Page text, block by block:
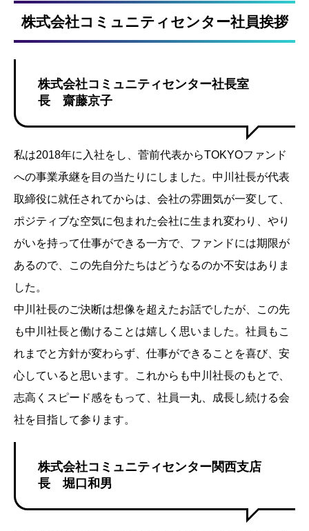
株式会社コミュニティセンター社員挨拶
株式会社コミュニティセンター社長室
長 齋藤京子
私は2018年に入社をし、菅前代表からTOKYOファンド
への事業承継を目の当たりにしました。中川社長が代表
取締役に就任されてからは、会社の雰囲気が一変して、
ポジティブな空気に包まれた会社に生まれ変わり、やり
がいを持って仕事ができる一方で、ファンドには期限が
あるので、この先自分たちはどうなるのか不安はありま
した。
中川社長のご決断は想像を超えたお話でしたが、この先
も中川社長と働けることは嬉しく思いました。社員もこ
れまでと方針が変わらず、仕事ができることを喜び、安
心していると思います。これからも中川社長のもとで、
志高くスピード感をもって、社員一丸、成長し続ける会
社を目指して参ります。
株式会社コミュニティセンター関西支店
長 堀口和男